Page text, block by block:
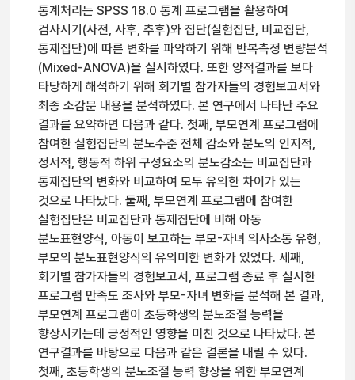
통계처리는 SPSS 18.0 통계 프로그램을 활용하여
검사시기(사전, 사후, 추후)와 집단(실험집단, 비교집단,
통제집단)에 따른 변화를 파악하기 위해 반복측정 변량분석
(Mixed-ANOVA)을 실시하였다. 또한 양적결과를 보다
타당하게 해석하기 위해 회기별 참가자들의 경험보고서와
최종 소감문 내용을 분석하였다. 본 연구에서 나타난 주요
결과를 요약하면 다음과 같다. 첫째, 부모연계 프로그램에
참여한 실험집단의 분노수준 전체 감소와 분노의 인지적,
정서적, 행동적 하위 구성요소의 분노감소는 비교집단과
통제집단의 변화와 비교하여 모두 유의한 차이가 있는
것으로 나타났다. 둘째, 부모연계 프로그램에 참여한
실험집단은 비교집단과 통제집단에 비해 아동
분노표현양식, 아동이 보고하는 부모-자녀 의사소통 유형,
부모의 분노표현양식의 유의미한 변화가 있었다. 세째,
회기별 참가자들의 경험보고서, 프로그램 종료 후 실시한
프로그램 만족도 조사와 부모-자녀 변화를 분석해 본 결과,
부모연계 프로그램이 초등학생의 분노조절 능력을
향상시키는데 긍정적인 영향을 미친 것으로 나타났다. 본
연구결과를 바탕으로 다음과 같은 결론을 내릴 수 있다.
첫째, 초등학생의 분노조절 능력 향상을 위한 부모연계